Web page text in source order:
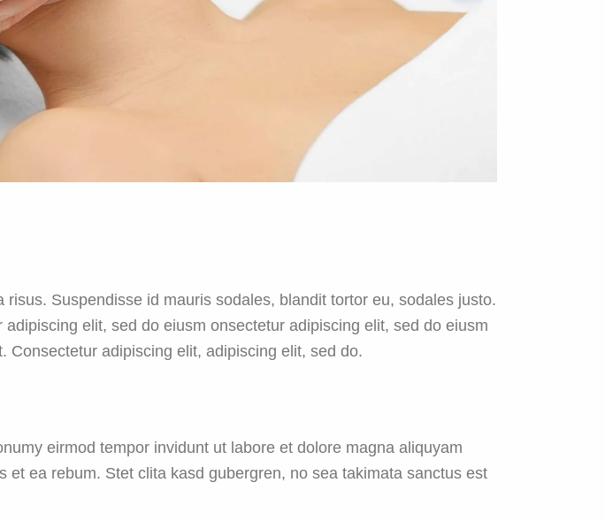
Suspendisse id mauris sodales, blandit tortor eu, sodales justo.
elit, sed do eiusm onsectetur adipiscing elit, sed do eiusm
adipiscing elit, adipiscing elit, sed do.
eirmod tempor invidunt ut labore et dolore magna aliquyam
ea rebum. Stet clita kasd gubergren, no sea takimata sanctus est